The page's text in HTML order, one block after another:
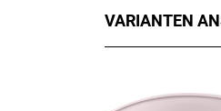
VARIANTEN